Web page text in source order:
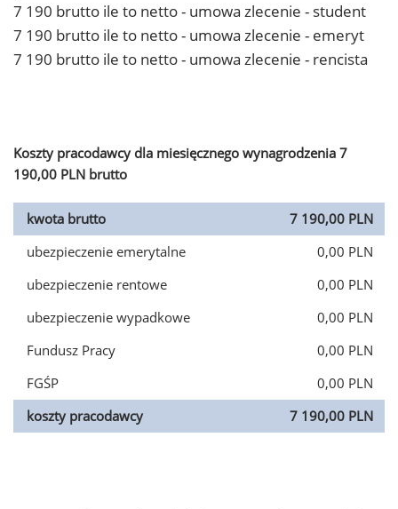
7 190 brutto ile to netto - umowa zlecenie - student
7 190 brutto ile to netto - umowa zlecenie - emeryt
7 190 brutto ile to netto - umowa zlecenie - rencista
Koszty pracodawcy dla miesięcznego wynagrodzenia 7
190,00 PLN brutto
kwota brutto
7 190,00 PLN
ubezpieczenie emerytalne
0,00 PLN
ubezpieczenie rentowe
0,00 PLN
ubezpieczenie wypadkowe
0,00 PLN
Fundusz Pracy
0,00 PLN
FGŚP
0,00 PLN
koszty pracodawcy
7 190,00 PLN